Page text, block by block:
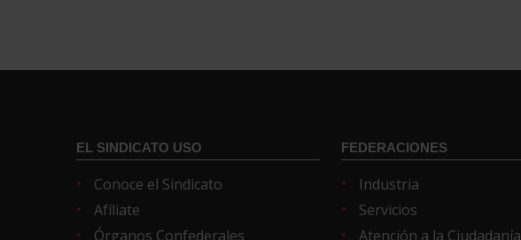
EL SINDICATO USO
Conoce el Sindicato
Afíliate
Órganos Confederales
FEDERACIONES
Industria
Servicios
Atención a la Ciudadanía